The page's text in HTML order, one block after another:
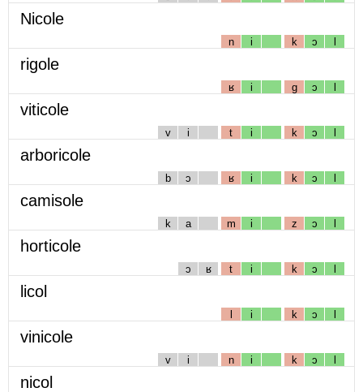
Nicole
n i k ɔ l
rigole
ʁ i g ɔ l
viticole
v i t i k ɔ l
arboricole
b ɔ ʁ i k ɔ l
camisole
k a m i z ɔ l
horticole
ɔ ʁ t i k ɔ l
licol
l i k ɔ l
vinicole
v i n i k ɔ l
nicol